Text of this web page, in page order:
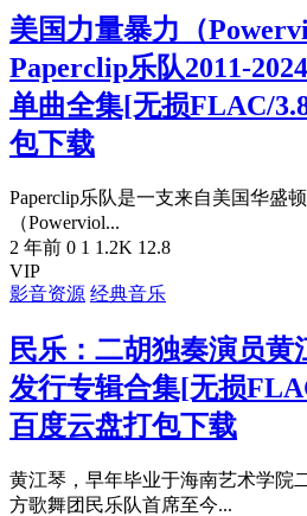
美国力量暴力（
Paperclip乐队2011-
单曲全集[无损FLAC/
包下载
Paperclip乐队是一支来自美国华盛
（Powerviol...
2 年前 0 1 1.2K 12.8
VIP
影音资源 经典音乐
民乐：二胡独奏演员黄
发行专辑合集[无损
百度云盘打包下载
黄江琴，早年毕业于海南艺术学院
方歌舞团民乐队首席至今...